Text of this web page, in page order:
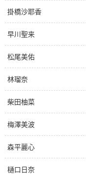
掛橋沙耶香
早川聖来
松尾美佑
林瑠奈
柴田柚菜
梅澤美波
森平麗心
樋口日奈